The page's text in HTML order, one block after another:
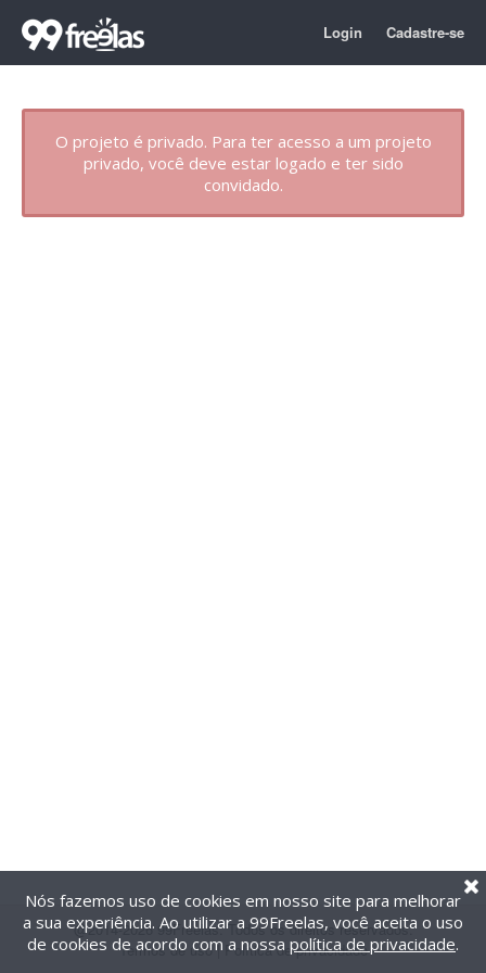
Login Cadastre-se
O projeto é privado. Para ter acesso a um projeto
privado, você deve estar logado e ter sido
convidado.
@2014-2026 99Freelas. Todos os direitos reservados.
Termos de uso| Política de privacidade
Nós fazemos uso de cookies em nosso site para melhorar
a sua experiência. Ao utilizar a 99Freelas, você aceita o uso
de cookies de acordo com a nossa política de privacidade.